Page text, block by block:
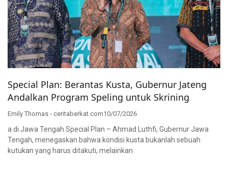
Special Plan: Berantas Kusta, Gubernur Jateng
Andalkan Program Speling untuk Skrining
Emily Thomas - ceritaberkat.com10/07/2026
a di Jawa Tengah Special Plan – Ahmad Luthfi, Gubernur Jawa
Tengah, menegaskan bahwa kondisi kusta bukanlah sebuah
kutukan yang harus ditakuti, melainkan